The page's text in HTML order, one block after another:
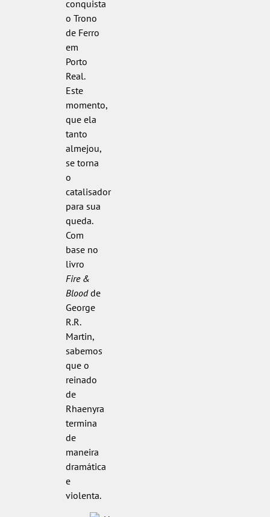
conquista
o Trono
de Ferro
em
Porto
Real.
Este
momento,
que ela
tanto
almejou,
se torna
o
catalisador
para sua
queda.
Com
base no
livro
Fire &
Bloodde
George
R.R.
Martin,
sabemos
que o
reinado
de
Rhaenyra
termina
de
maneira
dramática
e
violenta.